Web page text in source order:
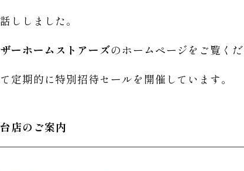
ししました。
ーホームストアーズのホームページをご覧くだ
定期的に特別招待セールを開催しています。
店のご案内